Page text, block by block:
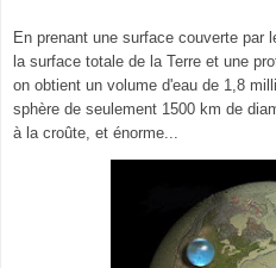
En prenant une surface couverte par
la surface totale de la Terre et une
on obtient un volume d'eau de 1,8
sphère de seulement 1500 km de
à la croûte, et énorme...